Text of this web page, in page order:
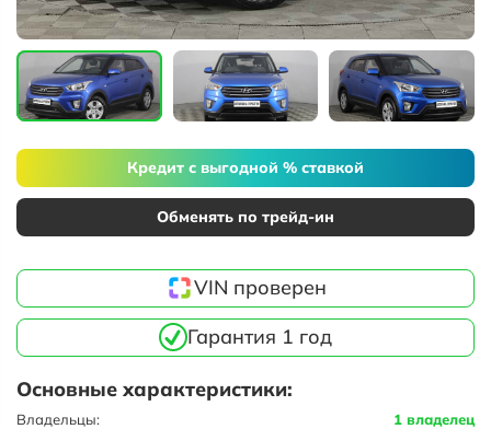
Кредит с выгодной % ставкой
Обменять по трейд-ин
VIN проверен
Гарантия 1 год
Основные характеристики:
Владельцы: 1 владелец